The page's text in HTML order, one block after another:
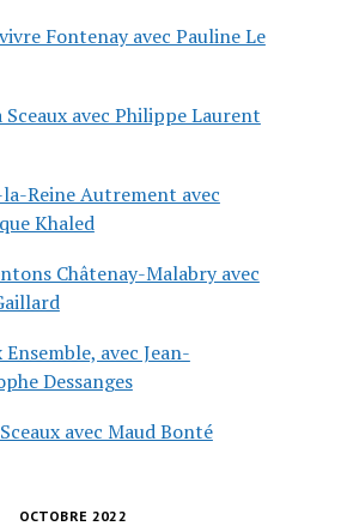
Fontenay avec Pauline Le
Sceaux avec Philippe Laurent
Reine Autrement avec
Khaled
Châtenay-Malabry avec
Ensemble, avec Jean-
Dessanges
avec Maud Bonté
OCTOBRE 2022